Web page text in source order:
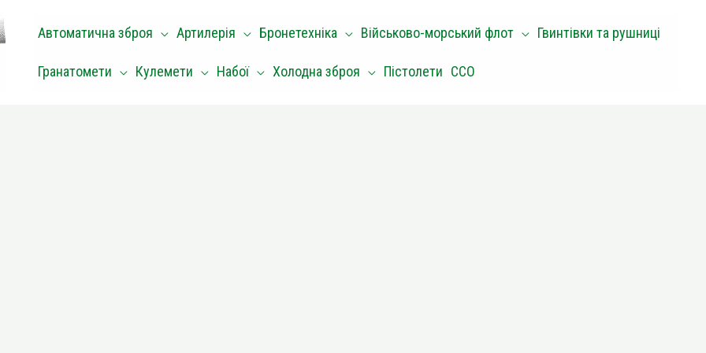
Автоматична зброя Артилерія Бронетехніка Військово-морський флот Гвинтівки та рушниці
Гранатомети Кулемети Набої Холодна зброя Пістолети ССО